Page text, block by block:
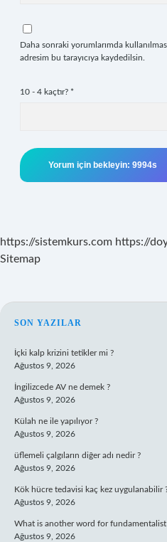
Daha sonraki yorumlarımda
adresim bu tarayıcıya kaydedilsin.
10 - 4 kaçtır? *
https://sistemkurs.com https://
Sitemap
SIDEBAR
SON YAZILAR
İçki kalp krizini tetikler mi ?
Ağustos 9, 2026
İngilizcede AV ne demek ?
Ağustos 9, 2026
Külah ne ile yapılıyor ?
Ağustos 9, 2026
üflemeli çalgıların diğer adı nedir ?
Ağustos 9, 2026
Kök hücre tedavisi kaç kez uygulanabilir
Ağustos 9, 2026
What is another word for fundamentalist
Ağustos 9, 2026